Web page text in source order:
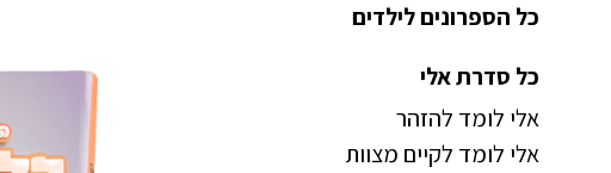
כל הספרונים לילדים
כל סדרת אלי
אלי לומד להזהר
אלי לומד לקיים מצוות